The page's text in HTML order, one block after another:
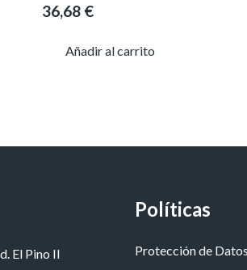
36,68 €
Añadir al carrito
El Pino II
Políticas
Protección de Datos